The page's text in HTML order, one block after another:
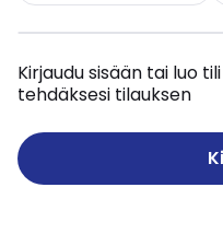
Kirjaudu sisään tai luo
tehdäksesi tilauksen